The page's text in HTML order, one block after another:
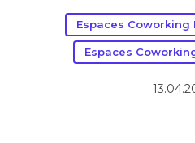
Espaces Coworking
Espaces